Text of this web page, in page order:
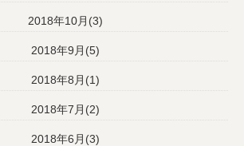
2018年10月(3)
2018年9月(5)
2018年8月(1)
2018年7月(2)
2018年6月(3)